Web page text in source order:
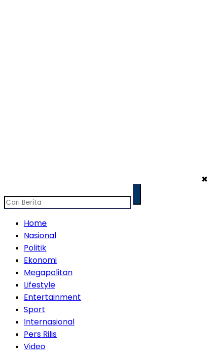
✖
Home
Nasional
Politik
Ekonomi
Megapolitan
Lifestyle
Entertainment
Sport
Internasional
Pers Rilis
Video